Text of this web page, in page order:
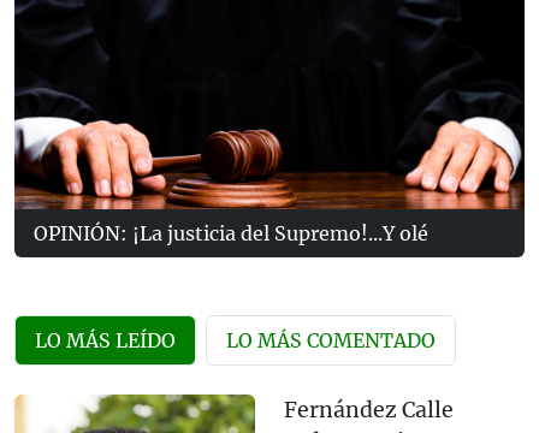
OPINIÓN: ¡La justicia del Supremo!...Y olé
LO MÁS LEÍDO LO MÁS COMENTADO
Fernández Calle